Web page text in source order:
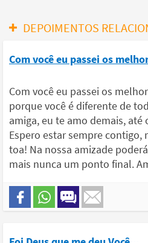
DEPOIMENTOS
Com você eu passei os
Com você eu passei os
porque você é diferente de
amiga, eu te amo demais, até
Espero estar sempre contigo,
toa! Na nossa amizade
mais nunca um ponto final.